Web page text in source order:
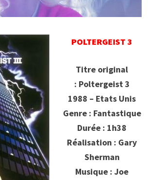
POLTERGEIST 3
Titre original
: Poltergeist 3
1988 – Etats Unis
Genre : Fantastique
Durée : 1h38
Réalisation : Gary
Sherman
Musique : Joe